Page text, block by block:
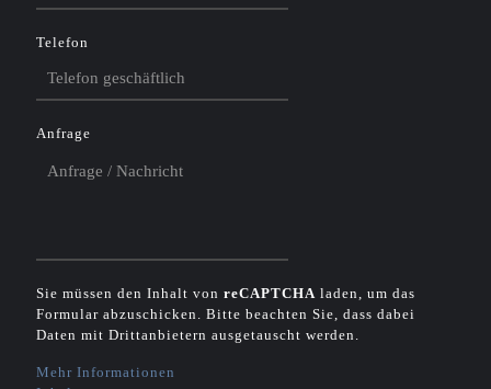
Telefon
Anfrage
Sie müssen den Inhalt von reCAPTCHA laden, um das
Formular abzuschicken. Bitte beachten Sie, dass dabei
Daten mit Drittanbietern ausgetauscht werden.
Mehr Informationen